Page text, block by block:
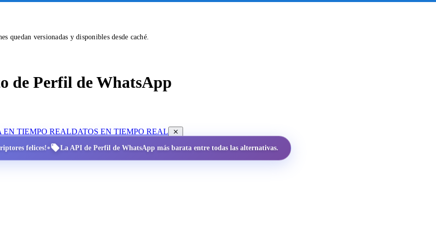
quedan versionadas y disponibles desde caché.
de Perfil de WhatsApp
EN TIEMPO REALDATOS EN TIEMPO REAL
felices!• La API de Perfil de WhatsApp más barata entre todas las alternativas.